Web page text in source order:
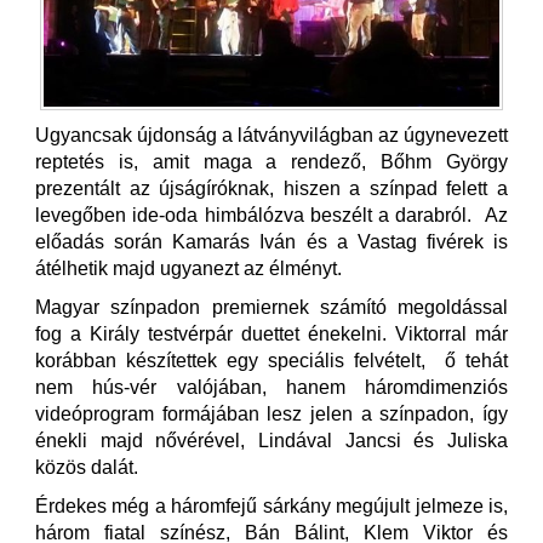
Ugyancsak újdonság a látványvilágban az úgynevezett
reptetés is, amit maga a rendező, Bőhm György
prezentált az újságíróknak, hiszen a színpad felett a
levegőben ide-oda himbálózva beszélt a darabról. Az
előadás során Kamarás Iván és a Vastag fivérek is
átélhetik majd ugyanezt az élményt.
Magyar színpadon premiernek számító megoldással
fog a Király testvérpár duettet énekelni. Viktorral már
korábban készítettek egy speciális felvételt, ő tehát
nem hús-vér valójában, hanem háromdimenziós
videóprogram formájában lesz jelen a színpadon, így
énekli majd nővérével, Lindával Jancsi és Juliska
közös dalát.
Érdekes még a háromfejű sárkány megújult jelmeze is,
három fiatal színész, Bán Bálint, Klem Viktor és